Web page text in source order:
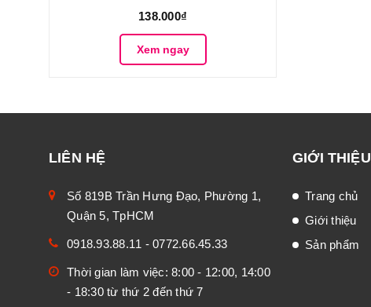
138.000₫
Xem ngay
LIÊN HỆ
Số 819B Trần Hưng Đạo, Phường 1,
Quận 5, TpHCM
0918.93.88.11 - 0772.66.45.33
Thời gian làm việc: 8:00 - 12:00, 14:00
- 18:30 từ thứ 2 đến thứ 7
GIỚI THIỆU
Trang chủ
Giới thiệu
Sản phẩm